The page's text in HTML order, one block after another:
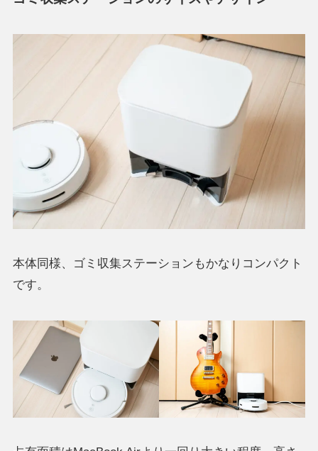
本体同様、ゴミ収集ステーションもかなりコンパクト
です。